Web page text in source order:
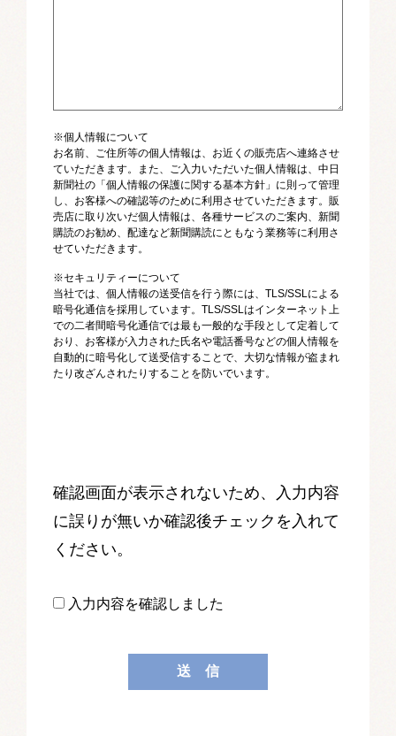
※個人情報について
お名前、ご住所等の個人情報は、お近くの販売店へ連絡させ
ていただきます。また、ご入力いただいた個人情報は、中日
新聞社の「個人情報の保護に関する基本方針」に則って管理
し、お客様への確認等のために利用させていただきます。販
売店に取り次いだ個人情報は、各種サービスのご案内、新聞
購読のお勧め、配達など新聞購読にともなう業務等に利用さ
せていただきます。
※セキュリティーについて
当社では、個人情報の送受信を行う際には、TLS/SSLによる
暗号化通信を採用しています。TLS/SSLはインターネット上
での二者間暗号化通信では最も一般的な手段として定着して
おり、お客様が入力された氏名や電話番号などの個人情報を
自動的に暗号化して送受信することで、大切な情報が盗まれ
たり改ざんされたりすることを防いでいます。
確認画面が表示されないため、入力内容
に誤りが無いか確認後チェックを入れて
ください。
入力内容を確認しました